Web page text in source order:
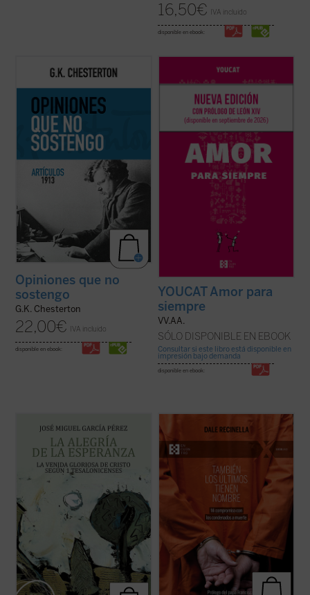
16,50€ IVA incluido
disponible en ebook:
Esta publicación contiene artículos
dedicados a temas habituales como la
implicación en casos de corrupción del
gobierno británico marcó una diferencia en
(ver ficha)
Opiniones que no
sostengo
G.K. Chesterton
22,00€ IVA incluido
disponible en ebook:
Basado en casi mil preguntas de jóvenes
sacerdotes, matrimonios y teólogos, este
libro acompaña a la pareja antes, durante y
después de la preparación matrimonial,
ayudándola a reflexionar, ...(ver ficha)
YOUCAT Amor para
siempre
VV.AA.
SÓLO DISPONIBLE EN EBOOK
Consultar si este libro está disponible en
impresión bajo demanda
disponible en ebook:
que devuelve a la palabra paulina su
tonalidad originaria, abierta a la plenitud
cristológica, y que constituye una
esperanza cristiana como fuente de alegría
(ver ficha)
Recinella nos invita a ver lo que casi nadie
quiere mirar: el rostro humano detrás de
una sentencia, el clamor que ningún
tribunal alcanza a oír. Mientras el tiempo se
acerca a su final, él permanece junto ...
(ver
ficha)